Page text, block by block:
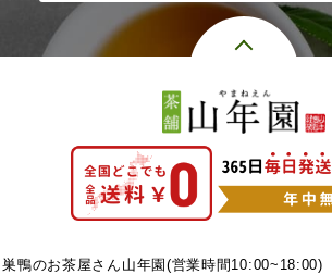
巣鴨のお茶屋さん山年園(営業時間10:00~18:00)